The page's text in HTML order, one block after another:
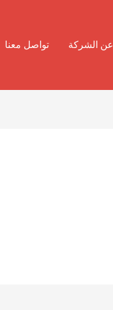
عن الشركة تواصل معنا